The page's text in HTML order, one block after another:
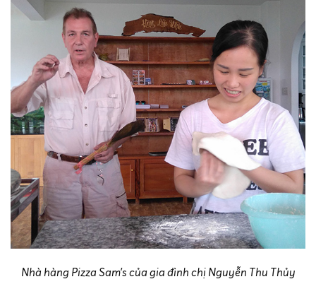
Nhà hàng Pizza Sam’s của gia đình chị Nguyễn Thu Thủy